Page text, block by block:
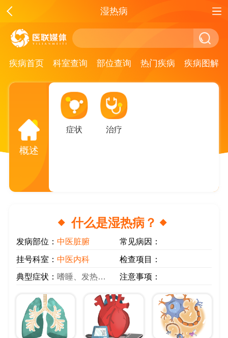
湿热病
疾病首页 科室查询 部位查询 热门疾病 疾病图解
概述
症状 治疗
什么是湿热病？
发病部位：中医脏腑 常见病因：
挂号科室：中医内科 检查项目：
典型症状： 嗜睡、发热、多饮 注意事项：